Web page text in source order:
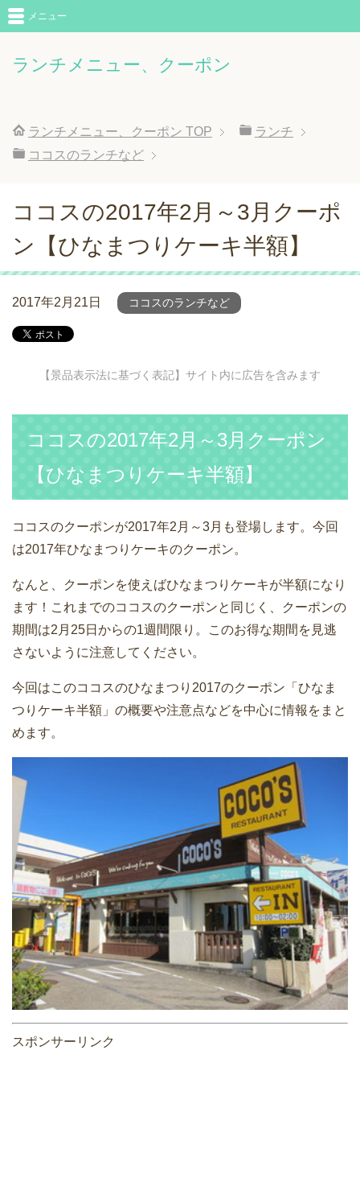
ランチメニュー、クーポン
メニュー
ランチメニュー、クーポン TOP
ランチ
ココスのランチなど
ココスの2017年2月～3月クーポ
ン【ひなまつりケーキ半額】
2017年2月21日 ココスのランチなど
【景品表示法に基づく表記】サイト内に広告を含みます
ココスの2017年2月～3月クーポン
【ひなまつりケーキ半額】
ココスのクーポンが2017年2月～3月も登場します。今回
は2017年ひなまつりケーキのクーポン。
なんと、クーポンを使えばひなまつりケーキが半額になり
ます！これまでのココスのクーポンと同じく、クーポンの
期間は2月25日からの1週間限り。このお得な期間を見逃
さないように注意してください。
今回はこのココスのひなまつり2017のクーポン「ひなま
つりケーキ半額」の概要や注意点などを中心に情報をまと
めます。
スポンサーリンク